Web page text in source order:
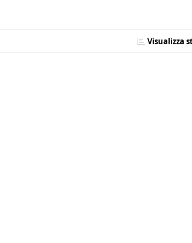
Visualizza